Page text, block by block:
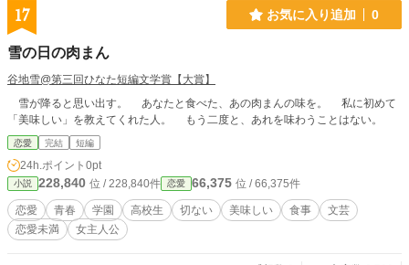
17 お気に入り追加 0
雪の日の肉まん
谷地雪@第三回ひなた短編文学賞【大賞】
雪が降ると思い出す。 あなたと食べた、あの肉まんの味を。 私に初めて
「美味しい」を教えてくれた人。 もう二度と、あれを味わうことはない。
恋愛 完結 短編
24h.ポイント 0pt
小説 228,840 位 / 228,840件 恋愛 66,375 位 / 66,375件
恋愛 青春 学園 高校生 切ない 美味しい 食事
文芸
恋愛未満
女主人公